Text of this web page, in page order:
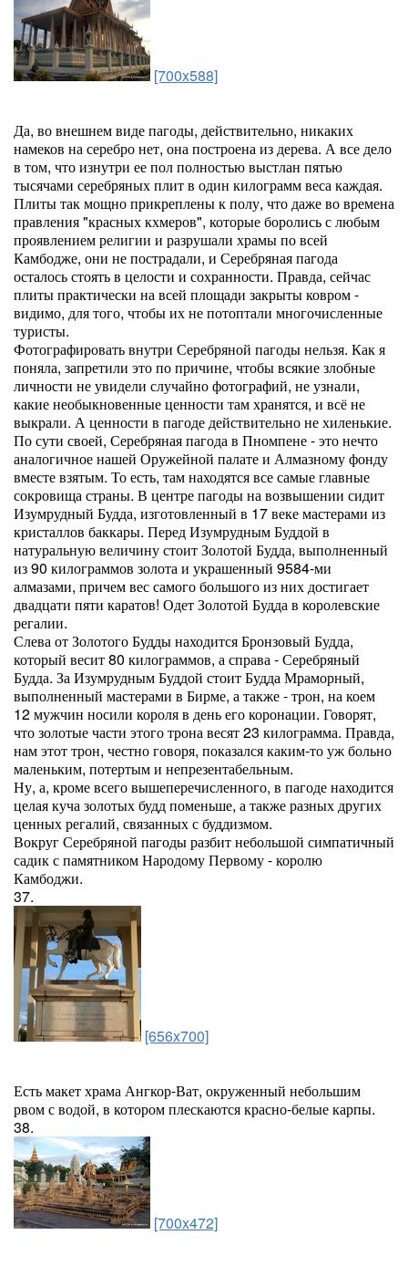
[700x588]
Да, во внешнем виде пагоды, действительно, никаких
намеков на серебро нет, она построена из дерева. А все дело
в том, что изнутри ее пол полностью выстлан пятью
тысячами серебряных плит в один килограмм веса каждая.
Плиты так мощно прикреплены к полу, что даже во времена
правления "красных кхмеров", которые боролись с любым
проявлением религии и разрушали храмы по всей
Камбодже, они не пострадали, и Серебряная пагода
осталось стоять в целости и сохранности. Правда, сейчас
плиты практически на всей площади закрыты ковром -
видимо, для того, чтобы их не потоптали многочисленные
туристы.
Фотографировать внутри Серебряной пагоды нельзя. Как я
поняла, запретили это по причине, чтобы всякие злобные
личности не увидели случайно фотографий, не узнали,
какие необыкновенные ценности там хранятся, и всё не
выкрали. А ценности в пагоде действительно не хиленькие.
По сути своей, Серебряная пагода в Пномпене - это нечто
аналогичное нашей Оружейной палате и Алмазному фонду
вместе взятым. То есть, там находятся все самые главные
сокровища страны. В центре пагоды на возвышении сидит
Изумрудный Будда, изготовленный в 17 веке мастерами из
кристаллов баккары. Перед Изумрудным Буддой в
натуральную величину стоит Золотой Будда, выполненный
из 90 килограммов золота и украшенный 9584-ми
алмазами, причем вес самого большого из них достигает
двадцати пяти каратов! Одет Золотой Будда в королевские
регалии.
Слева от Золотого Будды находится Бронзовый Будда,
который весит 80 килограммов, а справа - Серебряный
Будда. За Изумрудным Буддой стоит Будда Мраморный,
выполненный мастерами в Бирме, а также - трон, на коем
12 мужчин носили короля в день его коронации. Говорят,
что золотые части этого трона весят 23 килограмма. Правда,
нам этот трон, честно говоря, показался каким-то уж больно
маленьким, потертым и непрезентабельным.
Ну, а, кроме всего вышеперечисленного, в пагоде находится
целая куча золотых будд поменьше, а также разных других
ценных регалий, связанных с буддизмом.
Вокруг Серебряной пагоды разбит небольшой симпатичный
садик с памятником Народому Первому - королю
Камбоджи.
37.
[656x700]
Есть макет храма Ангкор-Ват, окруженный небольшим
рвом с водой, в котором плескаются красно-белые карпы.
38.
[700x472]